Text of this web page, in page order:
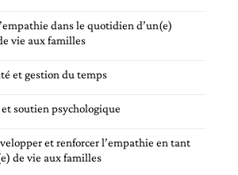
dans le quotidien d’un(e)
vie aux familles
et gestion du temps
soutien psychologique
et renforcer l’empathie en tant
de vie aux familles